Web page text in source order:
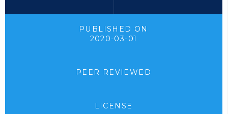
PUBLISHED ON
2020-03-01
PEER REVIEWED
LICENSE